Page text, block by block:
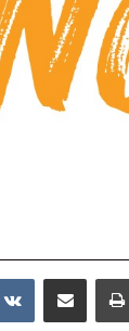
VKontakteE-Posta ile paylaş